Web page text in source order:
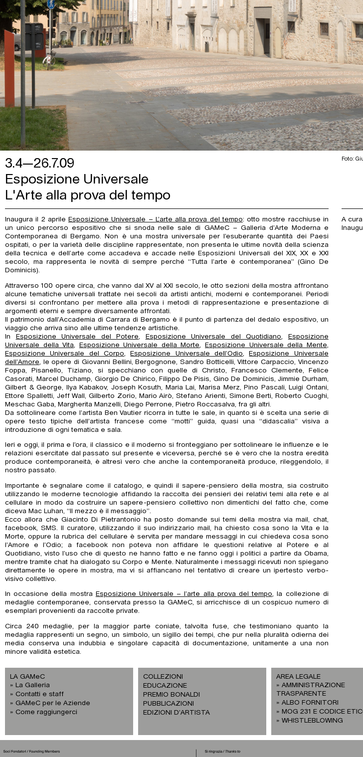
3.4—26.7.09
Esposizione Universale
L'Arte alla prova del tempo
Foto:
Inaugura il 2 aprile Esposizione Universale – L’arte alla prova del tempo: otto mostre racchiuse in
un unico percorso espositivo che si snoda nelle sale di GAMeC – Galleria d’Arte Moderna e
Contemporanea di Bergamo. Non è una mostra universale per l’esuberante quantità dei Paesi
ospitati, o per la varietà delle discipline rappresentate, non presenta le ultime novità della scienza
della tecnica e dell’arte come accadeva e accade nelle Esposizioni Universali del XIX, XX e XXI
secolo, ma rappresenta le novità di sempre perché “Tutta l’arte è contemporanea” (Gino De
Dominicis).
Attraverso 100 opere circa, che vanno dal XV al XXI secolo, le otto sezioni della mostra affrontano
alcune tematiche universali trattate nei secoli da artisti antichi, moderni e contemporanei. Periodi
diversi si confrontano per mettere alla prova i metodi di rappresentazione e presentazione di
argomenti eterni e sempre diversamente affrontati.
Il patrimonio dall’Accademia di Carrara di Bergamo è il punto di partenza del dedalo espositivo, un
viaggio che arriva sino alle ultime tendenze artistiche.
In Esposizione Universale del Potere, Esposizione Universale del Quotidiano, Esposizione
Universale della Vita, Esposizione Universale della Morte,Esposizione Universale della Mente,
Esposizione Universale del Corpo,Esposizione Universale dell’Odio,Esposizione Universale
dell’Amore, le opere di Giovanni Bellini, Bergognone, Sandro Botticelli, Vittore Carpaccio, Vincenzo
Foppa, Pisanello, Tiziano, si specchiano con quelle di Christo, Francesco Clemente, Felice
Casorati, Marcel Duchamp, Giorgio De Chirico, Filippo De Pisis, Gino De Dominicis, Jimmie Durham,
Gilbert & George, Ilya Kabakov, Joseph Kosuth, Maria Lai, Marisa Merz, Pino Pascali, Luigi Ontani,
Ettore Spalletti, Jeff Wall, Gilberto Zorio, Mario Airò, Stefano Arienti, Simone Berti, Roberto Cuoghi,
Meschac Gaba, Margherita Manzelli, Diego Perrone, Pietro Roccasalva, fra gli altri.
Da sottolineare come l’artista Ben Vautier ricorra in tutte le sale, in quanto si è scelta una serie di
opere testo tipiche dell’artista francese come “motti” guida, quasi una “didascalia” visiva a
introduzione di ogni tematica e sala.
Ieri e oggi, il prima e l’ora, il classico e il moderno si fronteggiano per sottolineare le influenze e le
relazioni esercitate dal passato sul presente e viceversa, perché se è vero che la nostra eredità
produce contemporaneità, è altresì vero che anche la contemporaneità produce, rileggendolo, il
nostro passato.
Importante è segnalare come il catalogo, e quindi il sapere-pensiero della mostra, sia costruito
utilizzando le moderne tecnologie affidando la raccolta dei pensieri dei relativi temi alla rete e al
cellulare in modo da costruire un sapere-pensiero collettivo non dimentichi del fatto che, come
diceva Mac Luhan, “Il mezzo è il messaggio”.
Ecco allora che Giacinto Di Pietrantonio ha posto domande sui temi della mostra via mail, chat,
facebook, SMS. Il curatore, utilizzando il suo indirizzario mail, ha chiesto cosa sono la Vita e la
Morte, oppure la rubrica del cellulare è servita per mandare messaggi in cui chiedeva cosa sono
l’Amore e l’Odio; a facebook non poteva non affidare le questioni relative al Potere e al
Quotidiano, visto l’uso che di questo ne hanno fatto e ne fanno oggi i politici a partire da Obama,
mentre tramite chat ha dialogato su Corpo e Mente. Naturalmente i messaggi ricevuti non spiegano
direttamente le opere in mostra, ma vi si affiancano nel tentativo di creare un ipertesto verbo-
visivo collettivo.
In occasione della mostra Esposizione Universale – l’arte alla prova del tempo, la collezione di
medaglie contemporanee, conservata presso la GAMeC, si arricchisce di un cospicuo numero di
esemplari provenienti da raccolte private.
Circa 240 medaglie, per la maggior parte coniate, talvolta fuse, che testimoniano quanto la
medaglia rappresenti un segno, un simbolo, un sigillo dei tempi, che pur nella pluralità odierna dei
media conserva una indubbia e singolare capacità di documentazione, unitamente a una non
minore validità estetica.
A
LA GAMeC
La Galleria
Contatti e staff
GAMeC per le Aziende
Come raggiungerci
COLLEZIONI
EDUCAZIONE
PREMIO BONALDI
PUBBLICAZIONI
EDIZIONI D’ARTISTA
AREA LEGALE
AMMINISTRAZIONE
TRASPARENTE
ALBO FORNITORI
MOG 231 E CODICE
WHISTLEBLOWING